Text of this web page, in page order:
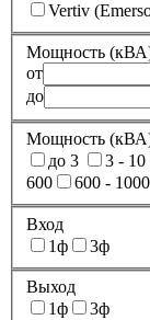
Vertiv
Мощность
от
до
Мощность
до 3
3 - 10
600
600 - 1000
Вход
1ф
3ф
Выход
1ф
3ф